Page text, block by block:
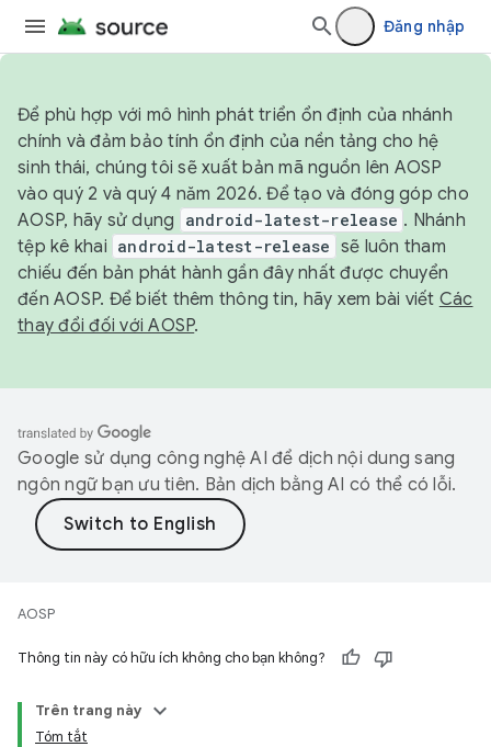
Đăng nhập
Để phù hợp với mô hình phát triển ổn định của nhánh
chính và đảm bảo tính ổn định của nền tảng cho hệ
sinh thái, chúng tôi sẽ xuất bản mã nguồn lên AOSP
vào quý 2 và quý 4 năm 2026. Để tạo và đóng góp cho
AOSP, hãy sử dụng
android-latest-release . Nhánh
tệp kê khai android-latest-release sẽ luôn tham
chiếu đến bản phát hành gần đây nhất được chuyển
đến AOSP. Để biết thêm thông tin, hãy xem bài viết Các
thay đổi đối với AOSP.
Google sử dụng công nghệ AI để dịch nội dung sang
ngôn ngữ bạn ưu tiên. Bản dịch bằng AI có thể có lỗi.
AOSP
Thông tin này có hữu ích không cho bạn không?
Trên trang này
Tóm tắt